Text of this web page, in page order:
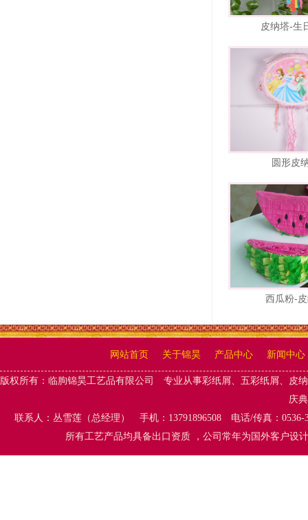
皮纳塔-生
圆形皮
西瓜粉-
网站首页 关于锦昊 产品中心 新闻中心
版权所有： 临朐锦昊工艺品有限公司 专业从事彩纸屑、五彩纸屑、 皮
庆典
联系人：丛雪莲（总经理） 手机：13791896508 电话/传真：
所有工艺产品均具备出口资质 ，公司常年为国外客户设